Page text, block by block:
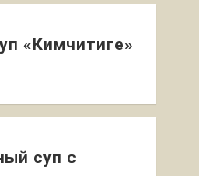
«Кимчитиге»
суп с